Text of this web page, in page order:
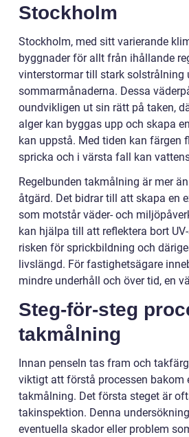
Stockholm
Stockholm, med sitt varierande
byggnader för allt från ihållande
vinterstormar till stark solstrålning
sommarmånaderna. Dessa
oundvikligen ut sin rätt på taken,
alger kan byggas upp och skapa
kan uppstå. Med tiden kan färgen
spricka och i värsta fall kan
Regelbunden takmålning är mer
åtgärd. Det bidrar till att skapa en
som motstår väder- och
kan hjälpa till att reflektera bort
risken för sprickbildning och
livslängd. För fastighetsägare
mindre underhåll och över tid, en
Steg-för-steg
takmålning
Innan penseln tas fram och
viktigt att förstå processen bakom
takmålning. Det första steget är
takinspektion. Denna
eventuella skador eller problem